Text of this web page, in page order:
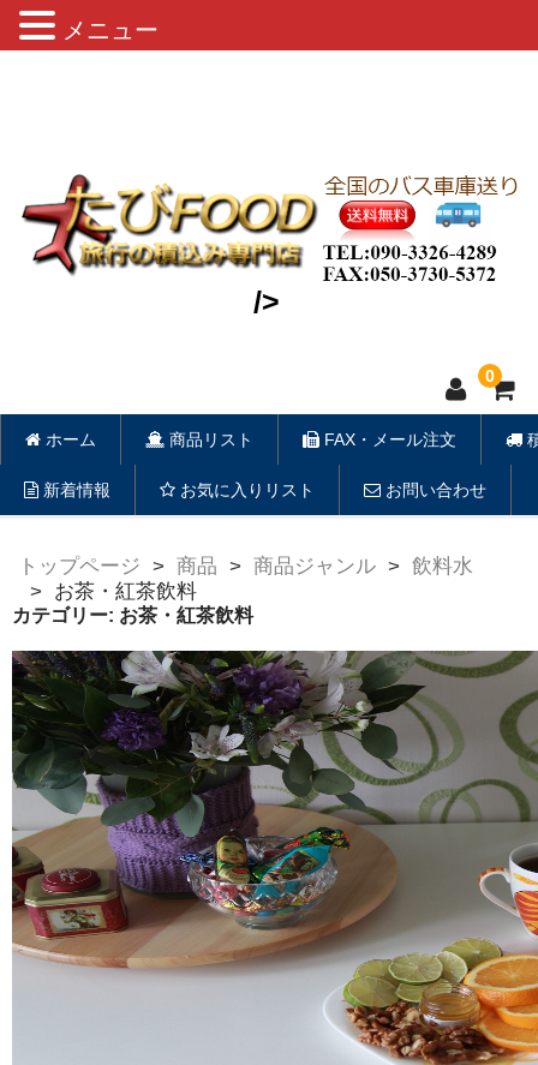
/>
0
ホーム 商品リスト FAX・メール注文
新着情報 お気に入りリスト お問い合わせ
トップページ 商品 商品ジャンル
飲料水
お茶・紅茶飲料
カテゴリー: お茶・紅茶飲料
メニュー